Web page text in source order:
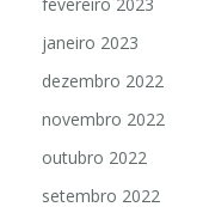
fevereiro 2023
janeiro 2023
dezembro 2022
novembro 2022
outubro 2022
setembro 2022